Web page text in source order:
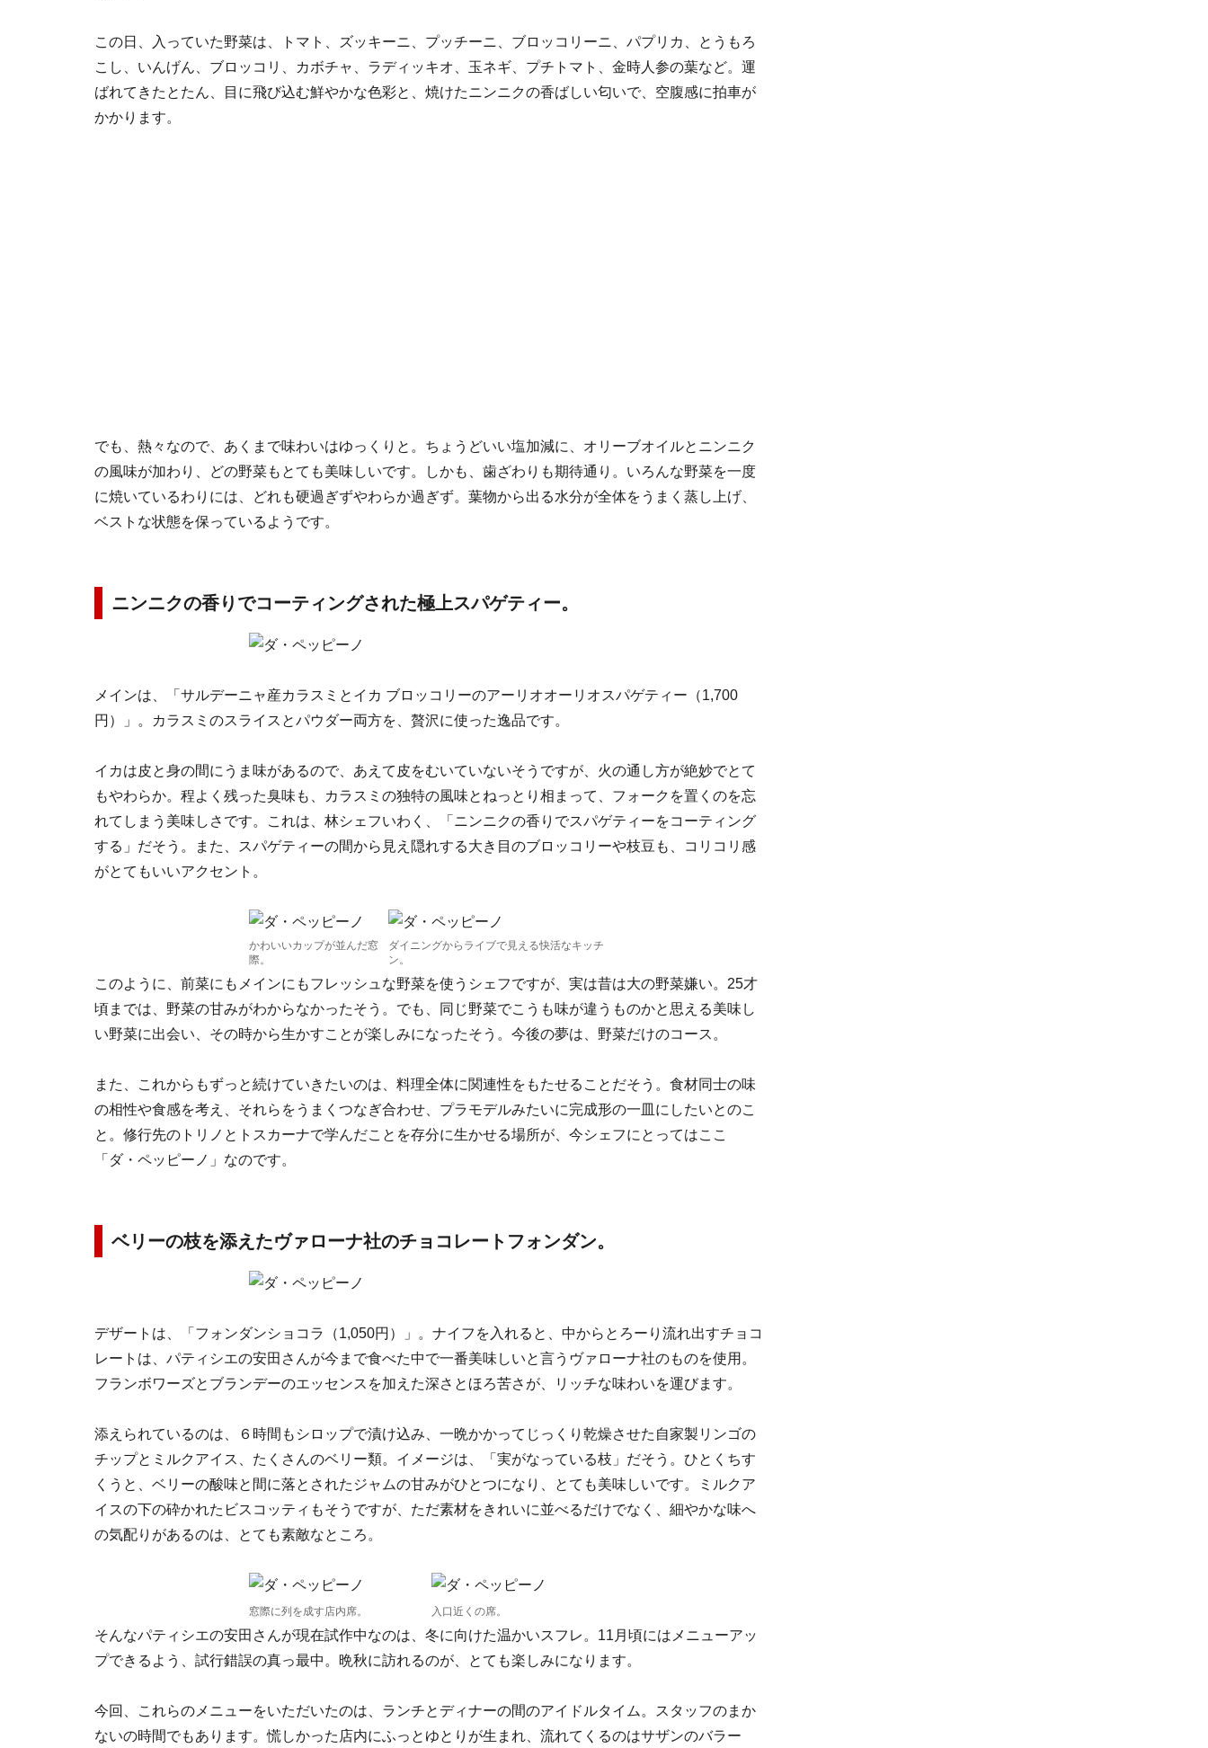
この日、入っていた野菜は、トマト、ズッキーニ、プッチーニ、ブロッコリーニ、パプリカ、とうもろ
こし、いんげん、ブロッコリ、カボチャ、ラディッキオ、玉ネギ、プチトマト、金時人参の葉など。運
ばれてきたとたん、目に飛び込む鮮やかな色彩と、焼けたニンニクの香ばしい匂いで、空腹感に拍車が
かかります。
でも、熱々なので、あくまで味わいはゆっくりと。ちょうどいい塩加減に、オリーブオイルとニンニク
の風味が加わり、どの野菜もとても美味しいです。しかも、歯ざわりも期待通り。いろんな野菜を一度
に焼いているわりには、どれも硬過ぎずやわらか過ぎず。葉物から出る水分が全体をうまく蒸し上げ、
ベストな状態を保っているようです。
ニンニクの香りでコーティングされた極上スパゲティー。
メインは、「サルデーニャ産カラスミとイカ ブロッコリーのアーリオオーリオスパゲティー（1,700
円）」。カラスミのスライスとパウダー両方を、贅沢に使った逸品です。
イカは皮と身の間にうま味があるので、あえて皮をむいていないそうですが、火の通し方が絶妙でとて
もやわらか。程よく残った臭味も、カラスミの独特の風味とねっとり相まって、フォークを置くのを忘
れてしまう美味しさです。これは、林シェフいわく、「ニンニクの香りでスパゲティーをコーティング
する」だそう。また、スパゲティーの間から見え隠れする大き目のブロッコリーや枝豆も、コリコリ感
がとてもいいアクセント。
かわいいカップが並んだ窓
際。
ダイニングからライブで見える快活なキッチ
ン。
このように、前菜にもメインにもフレッシュな野菜を使うシェフですが、実は昔は大の野菜嫌い。25才
頃までは、野菜の甘みがわからなかったそう。でも、同じ野菜でこうも味が違うものかと思える美味し
い野菜に出会い、その時から生かすことが楽しみになったそう。今後の夢は、野菜だけのコース。
また、これからもずっと続けていきたいのは、料理全体に関連性をもたせることだそう。食材同士の味
の相性や食感を考え、それらをうまくつなぎ合わせ、プラモデルみたいに完成形の一皿にしたいとのこ
と。修行先のトリノとトスカーナで学んだことを存分に生かせる場所が、今シェフにとってはここ
「ダ・ペッピーノ」なのです。
ベリーの枝を添えたヴァローナ社のチョコレートフォンダン。
デザートは、「フォンダンショコラ（1,050円）」。ナイフを入れると、中からとろーり流れ出すチョコ
レートは、パティシエの安田さんが今まで食べた中で一番美味しいと言うヴァローナ社のものを使用。
フランボワーズとブランデーのエッセンスを加えた深さとほろ苦さが、リッチな味わいを運びます。
添えられているのは、６時間もシロップで漬け込み、一晩かかってじっくり乾燥させた自家製リンゴの
チップとミルクアイス、たくさんのベリー類。イメージは、「実がなっている枝」だそう。ひとくちす
くうと、ベリーの酸味と間に落とされたジャムの甘みがひとつになり、とても美味しいです。ミルクア
イスの下の砕かれたビスコッティもそうですが、ただ素材をきれいに並べるだけでなく、細やかな味へ
の気配りがあるのは、とても素敵なところ。
窓際に列を成す店内席。 入口近くの席。
そんなパティシエの安田さんが現在試作中なのは、冬に向けた温かいスフレ。11月頃にはメニューアッ
プできるよう、試行錯誤の真っ最中。晩秋に訪れるのが、とても楽しみになります。
今回、これらのメニューをいただいたのは、ランチとディナーの間のアイドルタイム。スタッフのまか
ないの時間でもあります。慌しかった店内にふっとゆとりが生まれ、流れてくるのはサザンのバラー